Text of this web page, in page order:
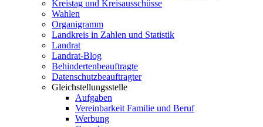
Kreistag und Kreisausschüsse
Wahlen
Organigramm
Landkreis in Zahlen und Statistik
Landrat
Landrat-Blog
Behindertenbeauftragte
Datenschutzbeauftragter
Gleichstellungsstelle
Aufgaben
Vereinbarkeit Familie und Beruf
Werbung